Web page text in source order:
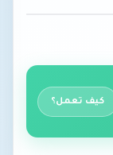
كيف تعمل؟